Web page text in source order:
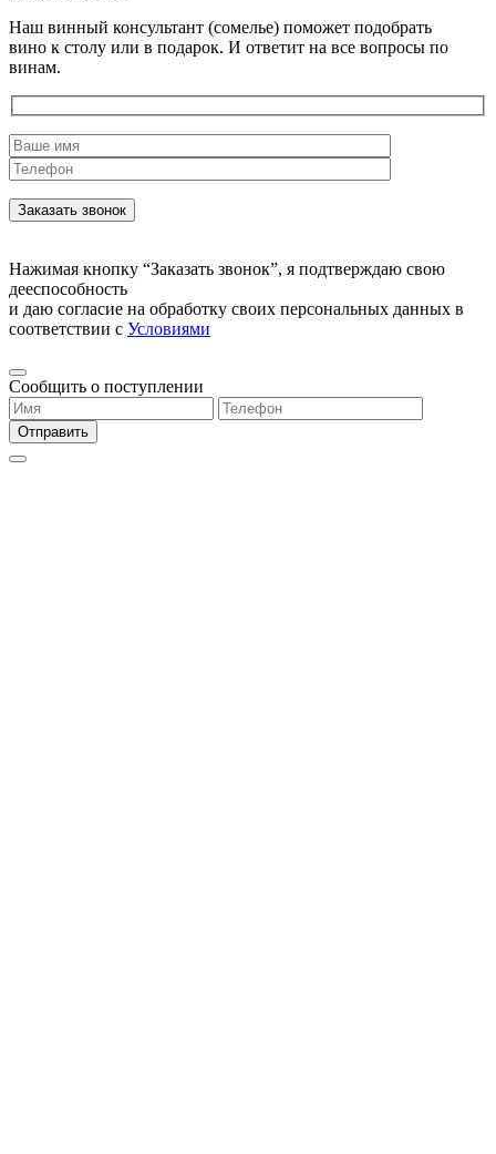
Наш винный консультант (сомелье) поможет подобрать
вино к столу или в подарок. И ответит на все вопросы по
винам.
Нажимая кнопку “Заказать звонок”, я подтверждаю свою
дееспособность
и даю согласие на обработку своих персональных данных в
соответствии с Условиями
Сообщить о поступлении